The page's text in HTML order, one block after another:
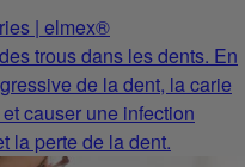
| elmex®
trous dans les dents. En
de la dent, la carie
causer une infection
la perte de la dent.